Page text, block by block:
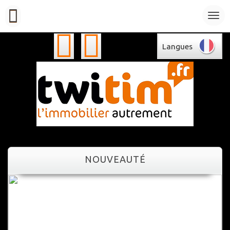
Langues
NOUVEAUTÉ
NOUVEAUTÉ